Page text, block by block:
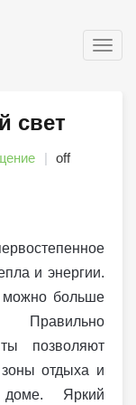
свет
off
и энергии.
можно больше
позволяют
отдыха и
Яркий